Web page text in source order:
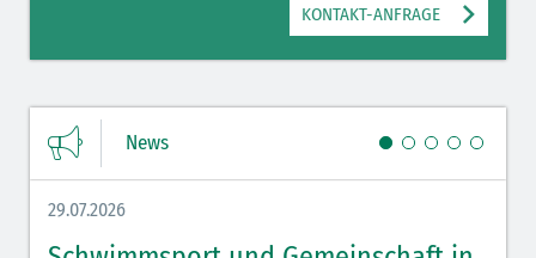
KONTAKT-ANFRAGE
News
29.07.2026